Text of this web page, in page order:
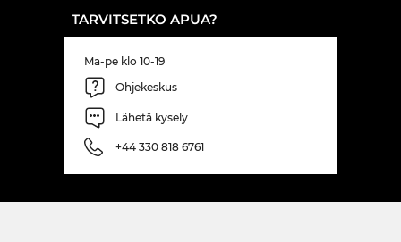
TARVITSETKO APUA?
Ma-pe klo 10-19
Ohjekeskus
Lähetä kysely
+44 330 818 6761